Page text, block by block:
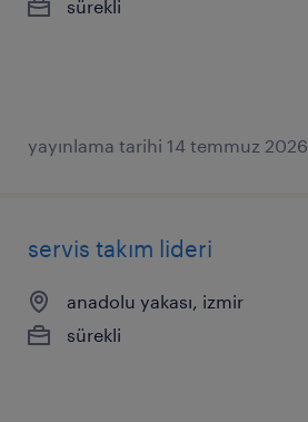
sürekli
yayınlama tarihi 14 temmuz 2026
servis takım lideri
anadolu yakası, izmir
sürekli